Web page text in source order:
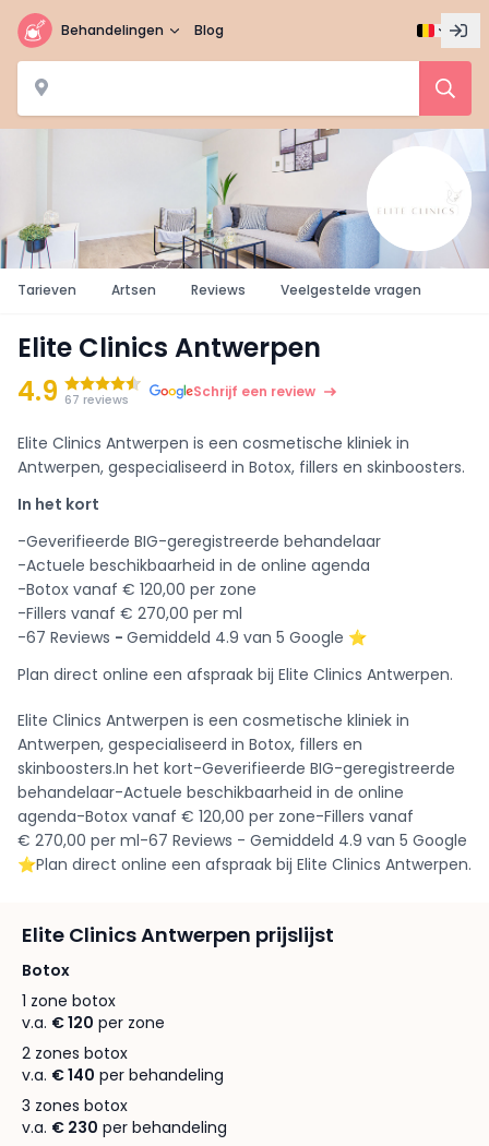
Behandelingen Blog
Tarieven Artsen Reviews Veelgestelde vragen
Elite Clinics Antwerpen
4.9 67 reviews Schrijf een review
Elite Clinics Antwerpen is een cosmetische kliniek in
Antwerpen, gespecialiseerd in Botox, fillers en skinboosters.
In het kort
-Geverifieerde BIG-geregistreerde behandelaar
-Actuele beschikbaarheid in de online agenda
-Botox vanaf € 120,00 per zone
-Fillers vanaf € 270,00 per ml
-67 Reviews - Gemiddeld 4.9 van 5 Google ⭐️
Plan direct online een afspraak bij Elite Clinics Antwerpen.
Elite Clinics Antwerpen is een cosmetische kliniek in
Antwerpen, gespecialiseerd in Botox, fillers en
skinboosters.In het kort-Geverifieerde BIG-geregistreerde
behandelaar-Actuele beschikbaarheid in de online
agenda-Botox vanaf € 120,00 per zone-Fillers vanaf
€ 270,00 per ml-67 Reviews - Gemiddeld 4.9 van 5 Google
⭐️Plan direct online een afspraak bij Elite Clinics Antwerpen.
Elite Clinics Antwerpen prijslijst
Botox
1 zone botox
v.a. € 120 per zone
2 zones botox
v.a. € 140 per behandeling
3 zones botox
v.a. € 230 per behandeling